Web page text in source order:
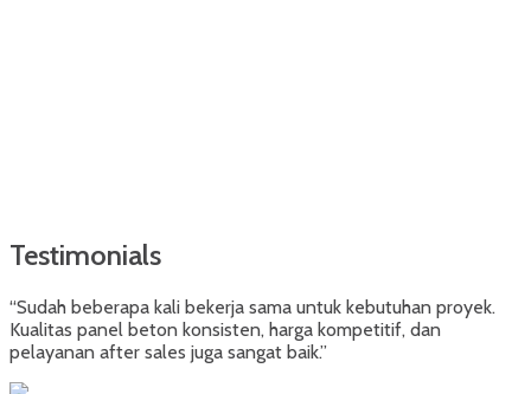
Testimonials
“Sudah beberapa kali bekerja sama untuk kebutuhan proyek.
Kualitas panel beton konsisten, harga kompetitif, dan
pelayanan after sales juga sangat baik.”